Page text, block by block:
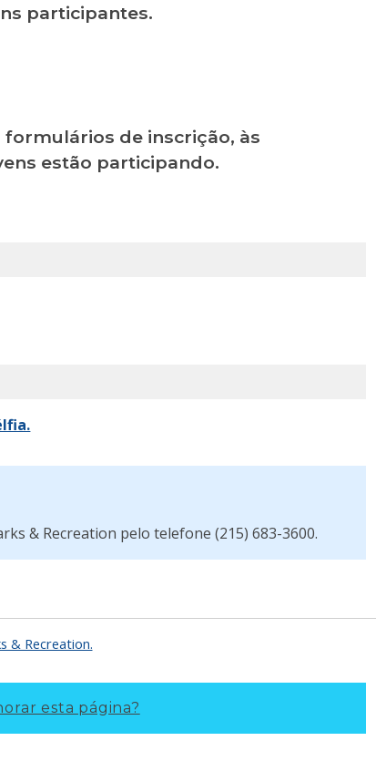
participantes.
de inscrição, às
estão participando.
& Recreation pelo telefone (215) 683-3600.
& Recreation.
esta página?